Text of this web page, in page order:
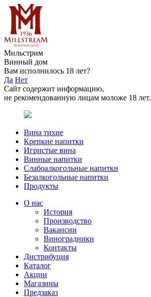
Мильстрим
Винный дом
Вам исполнилось 18 лет?
Да Нет
Сайт содержит информацию,
не рекомендованную лицам моложе 18 лет.
Вина тихие
Крепкие напитки
Игристые вина
Винные напитки
Слабоалкогольные напитки
Безалкогольные напитки
Продукты
О нас
История
Производство
Вакансии
Виноградники
Контакты
Дистрибуция
Каталог
Акции
Магазины
Предзаказ